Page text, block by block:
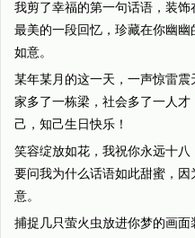
我剪了幸福的第一句话语，装
最美的一段回忆，珍藏在你幽
如意。
某年某月的这一天，一声惊雷
家多了一栋梁，社会多了一人
己，知己生日快乐！
笑容绽放如花，我祝你永远十八
要问我为什么话语如此甜蜜，
意。
捕捉几只萤火虫放进你梦的画